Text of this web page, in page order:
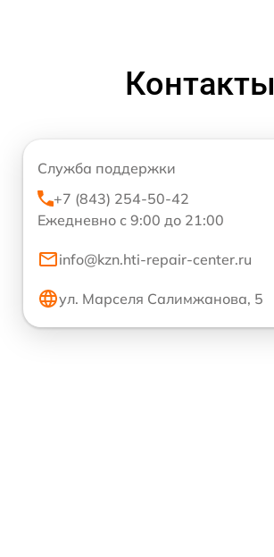
Контакты
Служба поддержки
+7 (843) 254-50-42
Ежедневно с 9:00 до 21:00
info@kzn.hti-repair-center.ru
ул. Марселя Салимжанова, 5